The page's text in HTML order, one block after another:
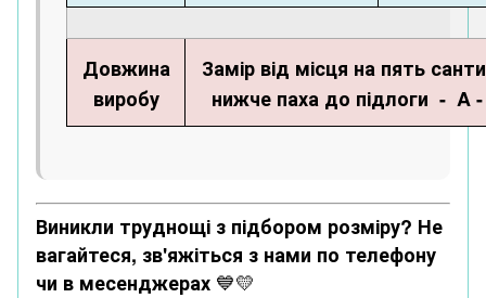
Довжина
виробу
Замір від місця на пять
нижче паха до підлоги - A
Виникли труднощі з підбором розміру? Не
вагайтеся, зв'яжіться з нами по телефону
чи в месенджерах 💙💛